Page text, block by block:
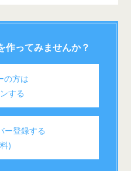
作ってみませんか？
の方は
する
ー登録する
)